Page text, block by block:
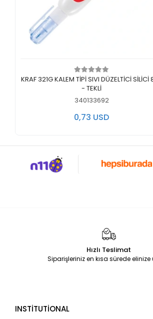
Add to cart
KRAF 321G KALEM TİPİ SIVI DÜZELTİCİ SİLİCİ
- TEKLİ
340133692
0,73 USD
Hızlı Teslimat
Siparişleriniz en kısa sürede elinize
INSTİTUTİONAL